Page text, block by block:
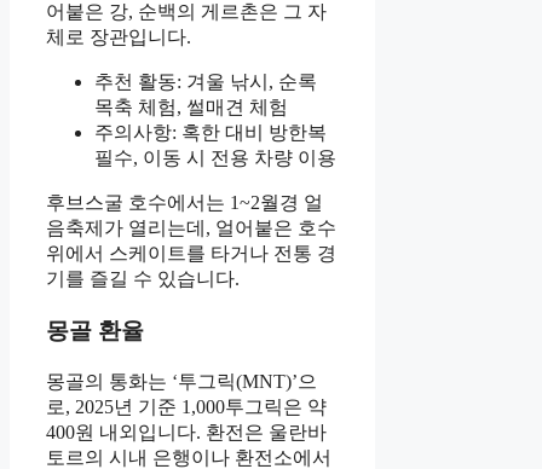
어붙은 강, 순백의 게르촌은 그 자
체로 장관입니다.
추천 활동: 겨울 낚시, 순록
목축 체험, 썰매견 체험
주의사항: 혹한 대비 방한복
필수, 이동 시 전용 차량 이용
후브스굴 호수에서는 1~2월경 얼
음축제가 열리는데, 얼어붙은 호수
위에서 스케이트를 타거나 전통 경
기를 즐길 수 있습니다.
몽골 환율
몽골의 통화는 ‘투그릭(MNT)’으
로, 2025년 기준 1,000투그릭은 약
400원 내외입니다. 환전은 울란바
토르의 시내 은행이나 환전소에서